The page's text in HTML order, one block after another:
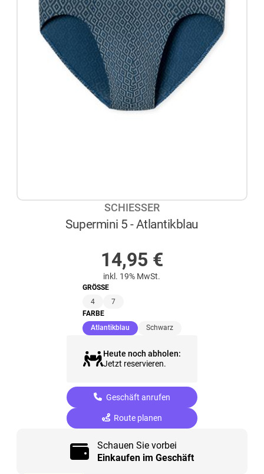
SCHIESSER
Supermini 5 - Atlantikblau
14,95 €
inkl. 19% MwSt.
GRÖSSE
4
7
FARBE
Atlantikblau(ausgewählt)
Schwarz
Heute noch abholen:
Jetzt reservieren.
Geschäft anrufen
Route planen
Schauen Sie vorbei
Einkaufen im Geschäft